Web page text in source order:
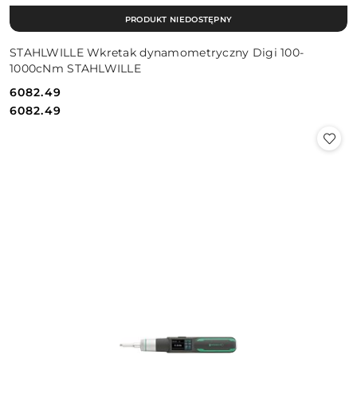
STAHLWILLE Wkretak dynamometryczny Digi 100-
1000cNm STAHLWILLE
Cena:
6082.49
Cena:
6082.49
PRODUKT NIEDOSTĘPNY